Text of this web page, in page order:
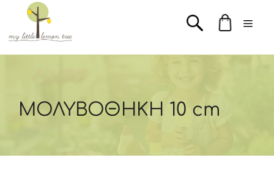
Μετάβαση
περιεχόμενο
ΜΟΛΥΒΟΘΗΚΗ 10 cm